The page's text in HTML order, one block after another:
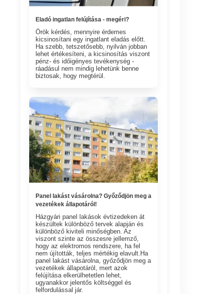
Eladó ingatlan felújítása - megéri?
Örök kérdés, mennyire érdemes
kicsinosítani egy ingatlant eladás előtt.
Ha szebb, tetszetősebb, nyilván jobban
lehet értékesíteni, a kicsinosítás viszont
pénz- és időigényes tevékenység -
ráadásul nem mindig lehetünk benne
biztosak, hogy megtérül.
Panel lakást vásárolna? Győződjön meg a
vezetékek állapotáról!
Házgyári panel lakások évtizedeken át
készültek különböző tervek alapján és
különböző kiviteli minőségben. Az
viszont szinte az összesre jellemző,
hogy az elektromos rendszere, ha fel
nem újították, teljes mértékig elavult.Ha
panel lakást vásárolna, győződjön meg a
vezetékek állapotáról, mert azok
felújítása elkerülhetetlen lehet,
ugyanakkor jelentős költséggel és
felfordulással jár.